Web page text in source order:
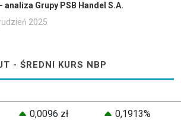
analiza Grupy PSB Handel S.A.
2025
- ŚREDNI KURS NBP
0,0096 zł 0,1913%